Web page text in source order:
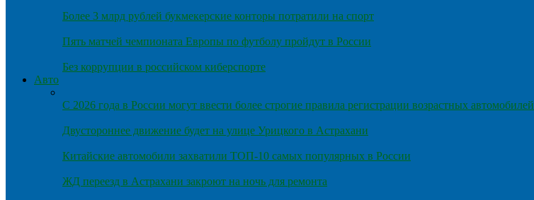
Более 3 млрд рублей букмекерские конторы потратили на спорт
Пять матчей чемпионата Европы по футболу пройдут в России
Без коррупции в российском киберспорте
Авто
С 2026 года в России могут ввести более строгие правила регистрации возрастных автомобилей
Двустороннее движение будет на улице Урицкого в Астрахани
Китайские автомобили захватили ТОП-10 самых популярных в России
ЖД переезд в Астрахани закроют на ночь для ремонта